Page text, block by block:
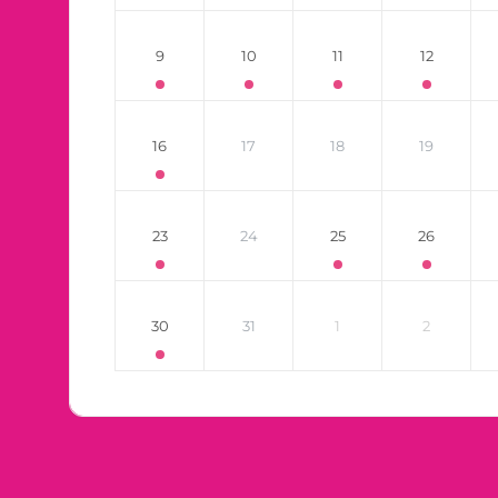
9 10 11 12
16 17 18 19
23 24 25 26
30 31 1 2